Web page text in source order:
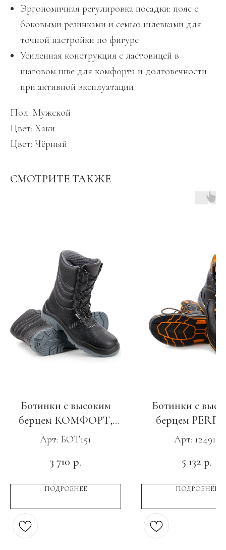
Эргономичная регулировка посадки: пояс с
боковыми резинками и семью шлевками для
точной настройки по фигуре
Усиленная конструкция с ластовицей в
шаговом шве для комфорта и долговечности
при активной эксплуатации
Пол: Мужской
Цвет: Хаки
Цвет: Чёрный
СМОТРИТЕ ТАКЖЕ
Ботинки с высоким
берцем КОМФОРТ,
ПУ-ТПУ с МП
Арт: БОТ151
3 710 р.
ПОДРОБНЕЕ
Ботинки с
берцем
Нитрил, КП
Арт: 124911
5 132 р.
ПОДРОБНЕЕ